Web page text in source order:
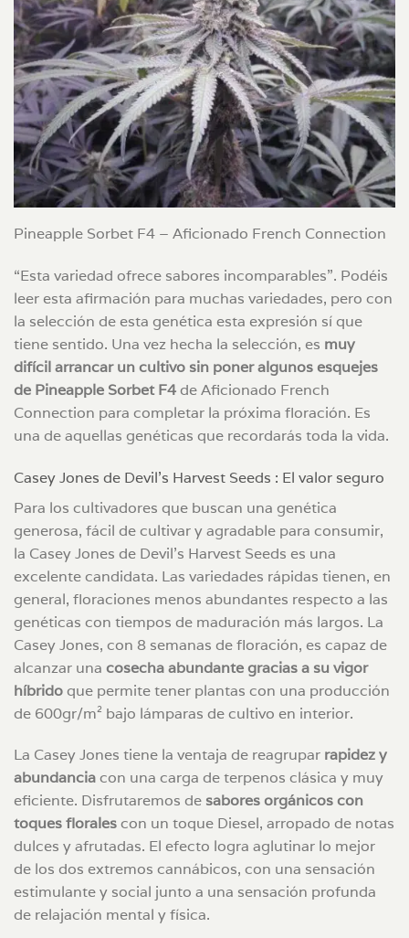
Pineapple Sorbet F4 – Aficionado French Connection
“Esta variedad ofrece sabores incomparables”. Podéis
leer esta afirmación para muchas variedades, pero con
la selección de esta genética esta expresión sí que
tiene sentido. Una vez hecha la selección, es muy
difícil arrancar un cultivo sin poner algunos esquejes
de Pineapple Sorbet F4de Aficionado French
Connection para completar la próxima floración. Es
una de aquellas genéticas que recordarás toda la vida.
Casey Jones de Devil’s Harvest Seeds : El valor seguro
Para los cultivadores que buscan una genética
generosa, fácil de cultivar y agradable para consumir,
la Casey Jones de Devil’s Harvest Seeds es una
excelente candidata. Las variedades rápidas tienen, en
general, floraciones menos abundantes respecto a las
genéticas con tiempos de maduración más largos. La
Casey Jones, con 8 semanas de floración, es capaz de
alcanzar una cosecha abundante gracias a su vigor
híbridoque permite tener plantas con una producción
de 600gr/m² bajo lámparas de cultivo en interior.
La Casey Jones tiene la ventaja de reagrupar rapidez y
abundanciacon una carga de terpenos clásica y muy
eficiente. Disfrutaremos de sabores orgánicos con
toques floralescon un toque Diesel, arropado de notas
dulces y afrutadas. El efecto logra aglutinar lo mejor
de los dos extremos cannábicos, con una sensación
estimulante y social junto a una sensación profunda
de relajación mental y física.